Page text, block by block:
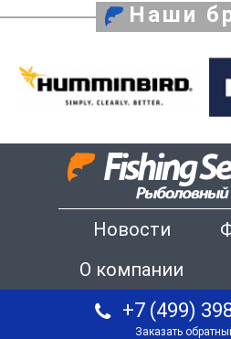
Наши
Новости
О компании
+7 (499)
Заказать